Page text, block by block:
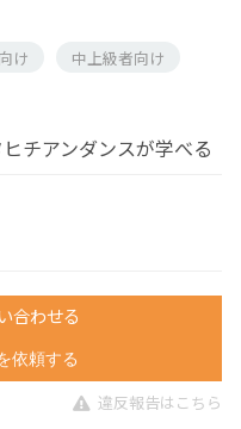
け
中上級者向け
チアンダンスが学べる
合わせる
依頼する
違反報告はこちら